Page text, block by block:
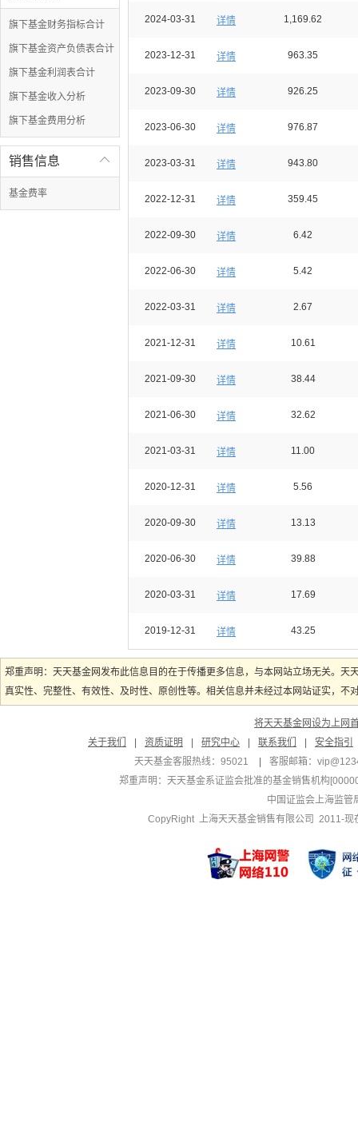
旗下基金财务指标合计
旗下基金资产负债表合计
旗下基金利润表合计
旗下基金收入分析
旗下基金费用分析

销售信息
基金费率
2024-03-31 详情 1,169.62
2023-12-31 详情 963.35
2023-09-30 详情 926.25
2023-06-30 详情 976.87
2023-03-31 详情 943.80
2022-12-31 详情 359.45
2022-09-30 详情 6.42
2022-06-30 详情 5.42
2022-03-31 详情 2.67
2021-12-31 详情 10.61
2021-09-30 详情 38.44
2021-06-30 详情 32.62
2021-03-31 详情 11.00
2020-12-31 详情 5.56
2020-09-30 详情 13.13
2020-06-30 详情 39.88
2020-03-31 详情 17.69
2019-12-31 详情 43.25
郑重声明：天天基金网发布此信息目的在于传播更多信息，与本网站立场无关。
真实性、完整性、有效性、及时性、原创性等。相关信息并未经过本网站证实，
将天天基金网设为上网
关于我们
资质证明 研究中心 联系我们
安全指引
天天基金客服热线：95021
客服邮箱：
郑重声明： 天天基金系证监会批准的基金销售机构
中国证监会上海监管
CopyRight 上海天天基金销售有限公司 2011-